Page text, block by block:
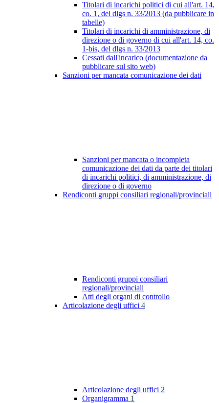
Titolari di incarichi politici di cui all'art. 14,
co. 1, del dlgs n. 33/2013 (da pubblicare in
tabelle)
Titolari di incarichi di amministrazione, di
direzione o di governo di cui all'art. 14, co.
1-bis, del dlgs n. 33/2013
Cessati dall'incarico (documentazione da
pubblicare sul sito web)
Sanzioni per mancata comunicazione dei dati
Sanzioni per mancata o incompleta
comunicazione dei dati da parte dei titolari
di incarichi politici, di amministrazione, di
direzione o di governo
Rendiconti gruppi consiliari regionali/provinciali
Rendiconti gruppi consiliari
regionali/provinciali
Atti degli organi di controllo
Articolazione degli uffici 4
Articolazione degli uffici 2
Organigramma 1